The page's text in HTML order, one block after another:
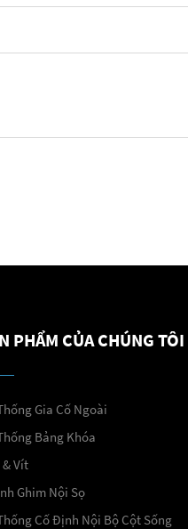
PHẨM CỦA CHÚNG TÔI
Gia Cố Ngoài
Bảng Khóa
& Vít
Ghim Nội Sọ
Cố Định Nội Bộ Cột Sống